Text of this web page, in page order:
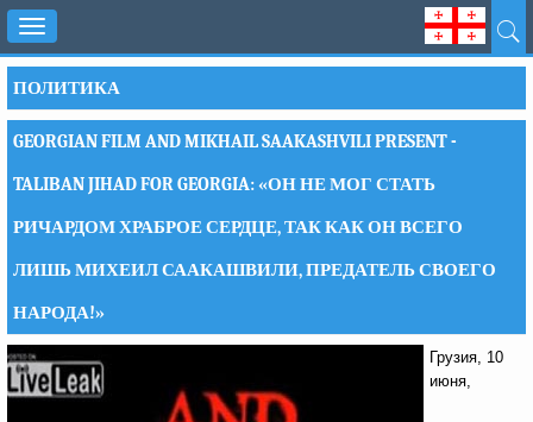
Toggle
navigation
ПОЛИТИКА
GEORGIAN FILM AND MIKHAIL SAAKASHVILI PRESENT -
TALIBAN JIHAD FOR GEORGIA: «ОН НЕ МОГ СТАТЬ
РИЧАРДОМ ХРАБРОЕ СЕРДЦЕ, ТАК КАК ОН ВСЕГО
ЛИШЬ МИХЕИЛ СААКАШВИЛИ, ПРЕДАТЕЛЬ СВОЕГО
НАРОДА!»
Грузия, 10
июня,